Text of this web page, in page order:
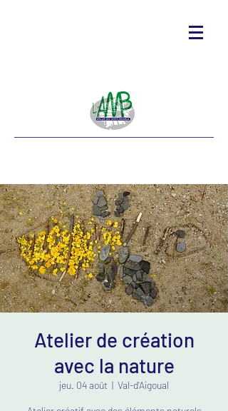
Atelier de création
avec la nature
jeu. 04 août
  |
Val-d'Aigoual